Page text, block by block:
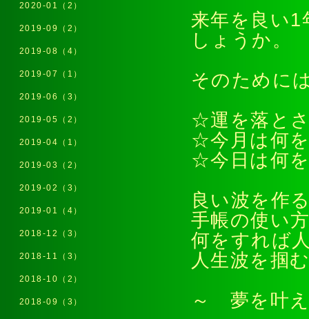
来年を良い
しょうか。
そのために
☆運を落と
☆今月は何
☆今日は何
良い波を作
手帳の使い
何をすれば
人生波を掴
～ 夢を叶
2020-01（2）
2019-09（2）
2019-08（4）
2019-07（1）
2019-06（3）
2019-05（2）
2019-04（1）
2019-03（2）
2019-02（3）
2019-01（4）
2018-12（3）
2018-11（3）
2018-10（2）
2018-09（3）